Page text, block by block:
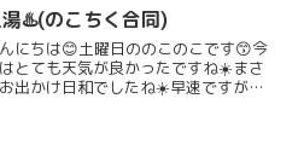
♨️(のこちく合同)
にちは😊土曜日ののこのこです😙今
とても天気が良かったですね☀️まさ
出かけ日和でしたね☀️早速ですが‼️